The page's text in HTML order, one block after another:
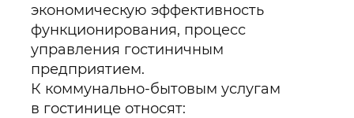
экономическую эффективность
функционирования, процесс
управления гостиничным
предприятием.
К коммунально-бытовым услугам
в гостинице относят: